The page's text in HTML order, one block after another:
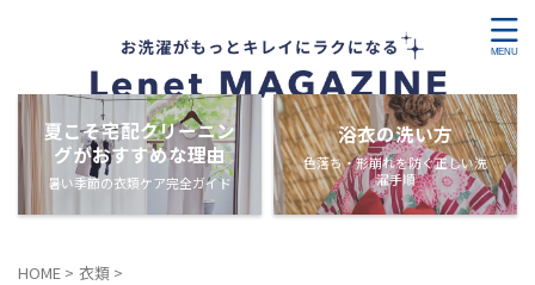
夏こそ宅配クリーニン
グがおすすめな理由
暑い季節の衣類ケア完全ガイド
浴衣の洗い方
色落ち・形崩れを防ぐ正しい洗
濯手順
HOME > 衣類 >